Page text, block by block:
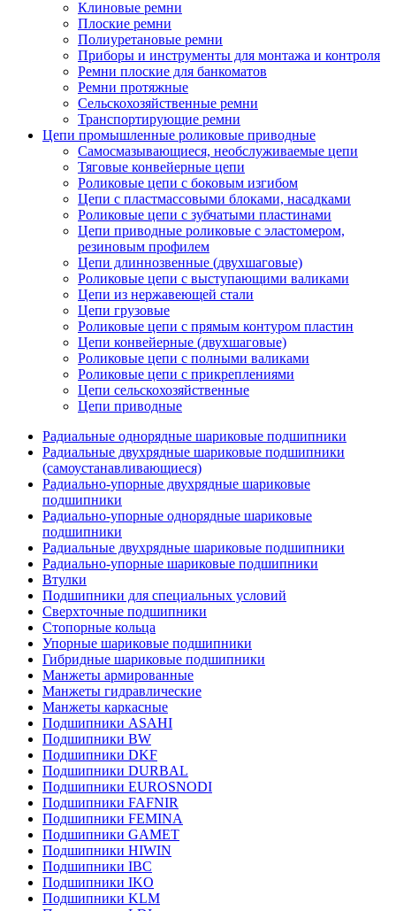
Клиновые ремни
Плоские ремни
Полиуретановые ремни
Приборы и инструменты для монтажа и контроля
Ремни плоские для банкоматов
Ремни протяжные
Сельскохозяйственные ремни
Транспортирующие ремни
Цепи промышленные роликовые приводные
Самосмазывающиеся, необслуживаемые цепи
Тяговые конвейерные цепи
Роликовые цепи с боковым изгибом
Цепи с пластмассовыми блоками, насадками
Роликовые цепи с зубчатыми пластинами
Цепи приводные роликовые с эластомером,
резиновым профилем
Цепи длиннозвенные (двухшаговые)
Роликовые цепи с выступающими валиками
Цепи из нержавеющей стали
Цепи грузовые
Роликовые цепи с прямым контуром пластин
Цепи конвейерные (двухшаговые)
Роликовые цепи с полными валиками
Роликовые цепи с прикреплениями
Цепи сельскохозяйственные
Цепи приводные
Радиальные однорядные шариковые подшипники
Радиальные двухрядные шариковые подшипники
(самоустанавливающиеся)
Радиально-упорные двухрядные шариковые
подшипники
Радиально-упорные однорядные шариковые
подшипники
Радиальные двухрядные шариковые подшипники
Радиально-упорные шариковые подшипники
Втулки
Подшипники для специальных условий
Сверхточные подшипники
Стопорные кольца
Упорные шариковые подшипники
Гибридные шариковые подшипники
Манжеты армированные
Манжеты гидравлические
Манжеты каркасные
Подшипники ASAHI
Подшипники BW
Подшипники DKF
Подшипники DURBAL
Подшипники EUROSNODI
Подшипники FAFNIR
Подшипники FEMINA
Подшипники GAMET
Подшипники HIWIN
Подшипники IBC
Подшипники IKO
Подшипники KLM